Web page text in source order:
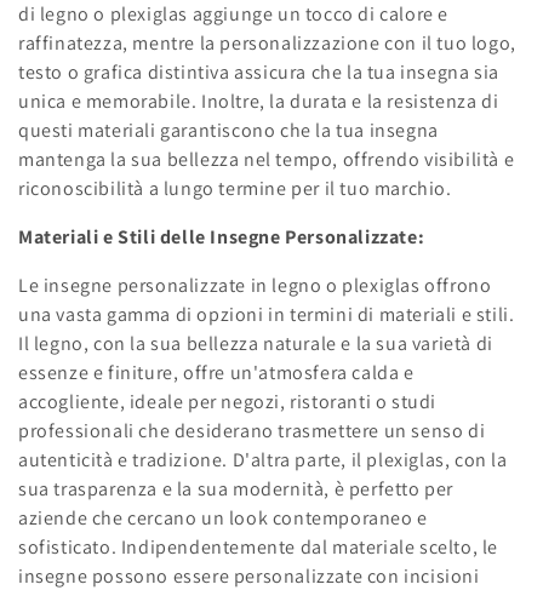
di legno o plexiglas aggiunge un tocco di calore e
raffinatezza, mentre la personalizzazione con il tuo logo,
testo o grafica distintiva assicura che la tua insegna sia
unica e memorabile. Inoltre, la durata e la resistenza di
questi materiali garantiscono che la tua insegna
mantenga la sua bellezza nel tempo, offrendo visibilità e
riconoscibilità a lungo termine per il tuo marchio.
Materiali e Stili delle Insegne Personalizzate:
Le insegne personalizzate in legno o plexiglas offrono
una vasta gamma di opzioni in termini di materiali e stili.
Il legno, con la sua bellezza naturale e la sua varietà di
essenze e finiture, offre un'atmosfera calda e
accogliente, ideale per negozi, ristoranti o studi
professionali che desiderano trasmettere un senso di
autenticità e tradizione. D'altra parte, il plexiglas, con la
sua trasparenza e la sua modernità, è perfetto per
aziende che cercano un look contemporaneo e
sofisticato. Indipendentemente dal materiale scelto, le
insegne possono essere personalizzate con incisioni